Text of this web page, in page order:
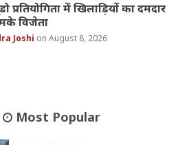
में खिलाड़ियों का दमदार
विजेता
Joshi August 8, 2026
Most Popular